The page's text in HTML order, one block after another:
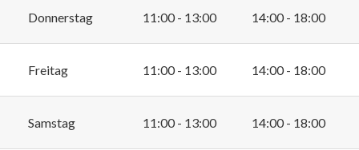
Donnerstag 11:00 - 13:00 14:00 - 18:00
Freitag 11:00 - 13:00 14:00 - 18:00
Samstag 11:00 - 13:00 14:00 - 18:00